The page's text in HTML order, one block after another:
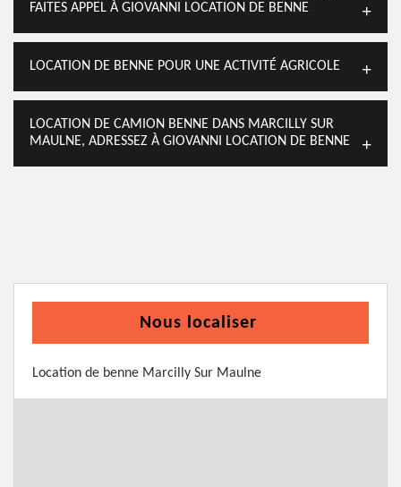
FAITES APPEL À GIOVANNI LOCATION DE BENNE
LOCATION DE BENNE POUR UNE ACTIVITÉ AGRICOLE
LOCATION DE CAMION BENNE DANS MARCILLY SUR
MAULNE, ADRESSEZ À GIOVANNI LOCATION DE BENNE
Nous localiser
Location de benne Marcilly Sur Maulne